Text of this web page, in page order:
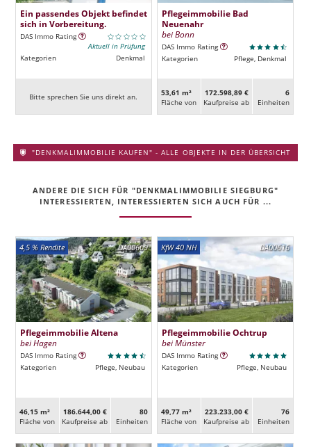
Ein passendes Objekt befindet
sich in Vorbereitung.
DAS Immo Rating
Aktuell in Prüfung
Kategorien
Denkmal
Bitte sprechen Sie uns direkt an.
Pflegeimmobilie Bad
Neuenahr
bei Bonn
DAS Immo Rating
Kategorien
Pflege, Denkmal
53,61 m²
Fläche von
172.598,89 €
Kaufpreise ab
6
Ein­heiten
"DENKMALIMMOBILIE KAUFEN" - ALLE OBJEKTE IN DER ÜBERSICHT
ANDERE DIE SICH FÜR "DENKMALIMMOBILIE SIEGBURG"
INTERESSIERTEN, INTERESSIERTEN SICH AUCH FÜR ...
DA00609
4,5 % Rendite
Pflegeimmobilie Altena
bei Hagen
DAS Immo Rating
Kategorien
Pflege, Neubau
46,15 m²
Fläche von
186.644,00 €
Kaufpreise ab
80
Ein­heiten
DA00616
KfW 40 NH
Pflegeimmobilie Ochtrup
bei Münster
DAS Immo Rating
Kategorien
Pflege, Neubau
49,77 m²
Fläche von
223.233,00 €
Kaufpreise ab
76
Ein­heiten